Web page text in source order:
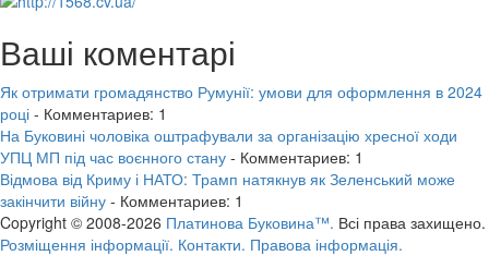
Ваші коментарі
Як отримати громадянство Румунії: умови для оформлення в 2024
році - Комментариев: 1
На Буковині чоловіка оштрафували за організацію хресної ходи
УПЦ МП під час воєнного стану - Комментариев: 1
Відмова від Криму і НАТО: Трамп натякнув як Зеленський може
закінчити війну - Комментариев: 1
Copyright © 2008-2026 Платинова Буковина™. Всі права захищено.
Розміщення інформації. Контакти. Правова інформація.